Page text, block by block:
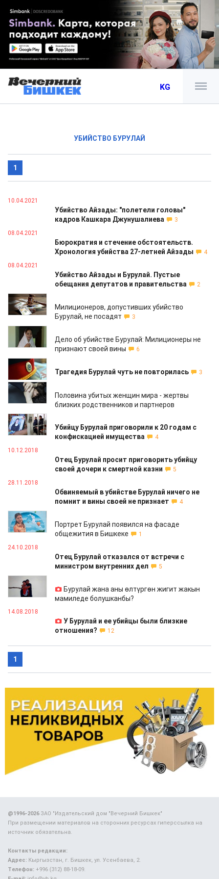
KG
УБИЙСТВО БУРУЛАЙ
1
10.04.2021
Убийство Айзады: "полетели головы"
кадров Кашкара Джунушалиева
3
08.04.2021
Бюрократия и стечение обстоятельств.
Хронология убийства 27-летней Айзады
4
08.04.2021
Убийство Айзады и Бурулай. Пустые
обещания депутатов и правительства
2
10.04.2019
Милиционеров, допустивших убийство
Бурулай, не посадят
3
29.03.2019
Дело об убийстве Бурулай: Милиционеры не
признают своей вины
6
25.03.2019
Трагедия Бурулай чуть не повторилась
3
16.01.2019
Половина убитых женщин мира - жертвы
близких родственников и партнеров
11.12.2018
Убийцу Бурулай приговорили к 20 годам с
конфискацией имущества
4
10.12.2018
Отец Бурулай просит приговорить убийцу
своей дочери к смертной казни
5
28.11.2018
Обвиняемый в убийстве Бурулай ничего не
помнит и вины своей не признает
4
23.11.2018
Портрет Бурулай появился на фасаде
общежития в Бишкеке
1
24.10.2018
Отец Бурулай отказался от встречи с
министром внутренних дел
5
15.08.2018
Бурулай жана аны өлтүргөн жигит жакын
мамиледе болушканбы?
14.08.2018
У Бурулай и ее убийцы были близкие
отношения?
12
1
@1996-2026ЗАО "Издательский дом "Вечерний Бишкек"
При размещении материалов на сторонних ресурсах гиперссылка на
источник обязательна.
Контакты редакции:
Адрес: Кыргызстан, г. Бишкек, ул. Усенбаева, 2.
Телефон: +996 (312) 88-18-09.